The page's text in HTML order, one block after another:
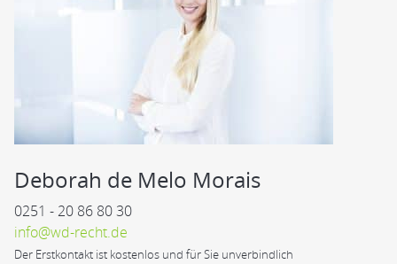
Deborah de Melo Morais
0251 - 20 86 80 30
info@wd-recht.de
Der Erstkontakt ist kostenlos und für Sie unverbindlich